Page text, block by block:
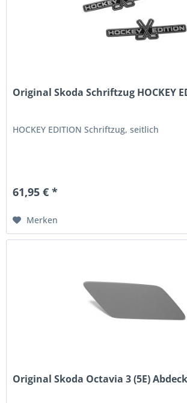
Original Skoda Schriftzug HOCKEY
HOCKEY EDITION Schriftzug, seitlich
61,95 € *
Merken
Original Skoda Octavia 3 (5E)